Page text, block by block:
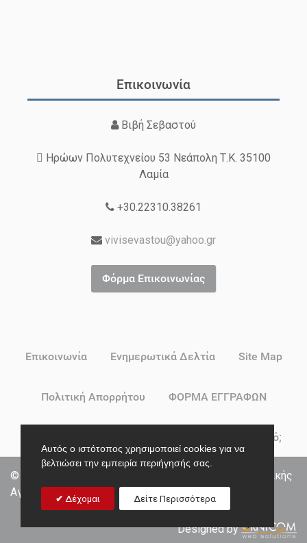
Επικοινωνία
Βιβή Σεβαστού
Ηρώων Πολυτεχνείου 53 Νεάπολη Τ.Κ. 35100
Λαμία
+30.22310.38261
vivisevastou@yahoo.gr
Φόρμα Επικοινωνίας
Επικοινωνία Ενημερωτικά Δελτία Site Map
Πολιτική Απορρήτου ΦΟΡΜΑ ΕΓΓΡΑΦΩΝ
Δικαιούσαι Voucher για Βρεφικό ή Παιδικό Σταθμό;
© 2026 ΣΥΓΧΡΟΝΟ ΝΗΠΙΑΓΩΓΕΙΟ | Κέντρο Προσχολικής
Αγωγής
Designed by
Αυτός ο ιστότοπος χρησιμοποιεί cookies για να
βελτιώσει την εμπειρία περιήγησής σας.
Δέχομαι Δείτε Περισσότερα